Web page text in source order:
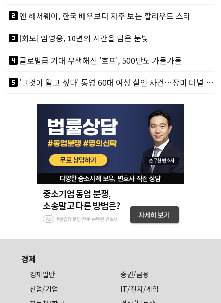
looks_two앤 해서웨이, 한국 배우보다 자주 보는 할리우드 스타
looks_3[화보] 임영웅, 10년의 시간을 담은 눈빛
looks_4글로벌급 기대 무색해진 '호프', 500만도 가물가물
looks_5
'그것이 알고 싶다' 통영 60대 여성 살인 사건…장미 터널 아래 킬러, 누구냐 넌?
경제
경제일반
증권/금융
산업/기업
IT/전자/게임